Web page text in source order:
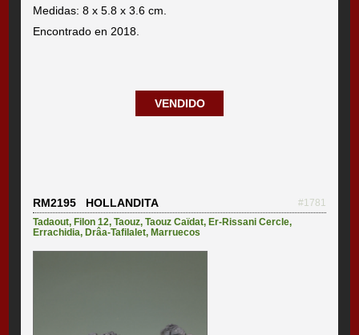
Medidas: 8 x 5.8 x 3.6 cm.
Encontrado en 2018.
VENDIDO
RM2195 HOLLANDITA
#1781
Tadaout,Filon 12,Taouz,Taouz Caïdat,Er-Rissani Cercle,
Errachidia,Drâa-Tafilalet,Marruecos